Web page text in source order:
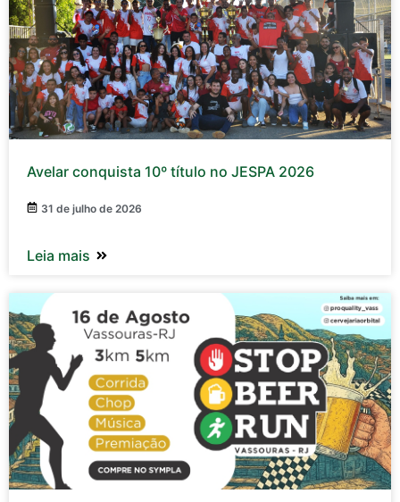
Avelar conquista 10º título no JESPA 2026
31 de julho de 2026
Leia mais